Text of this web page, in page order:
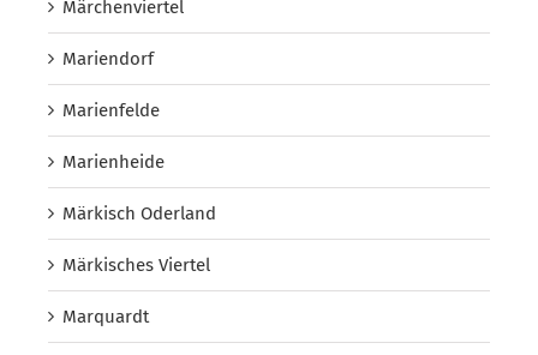
Märchenviertel
Mariendorf
Marienfelde
Marienheide
Märkisch Oderland
Märkisches Viertel
Marquardt